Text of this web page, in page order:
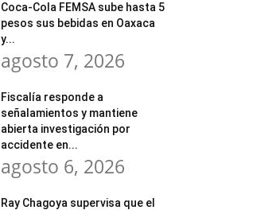
Coca-Cola FEMSA sube hasta 5
pesos sus bebidas en Oaxaca
y...
agosto 7, 2026
Fiscalía responde a
señalamientos y mantiene
abierta investigación por
accidente en...
agosto 6, 2026
Ray Chagoya supervisa que el